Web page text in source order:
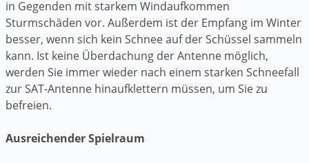
in Gegenden mit starkem Windaufkommen
Sturmschäden vor. Außerdem ist der Empfang im Winter
besser, wenn sich kein Schnee auf der Schüssel sammeln
kann. Ist keine Überdachung der Antenne möglich,
werden Sie immer wieder nach einem starken Schneefall
zur SAT-Antenne hinaufklettern müssen, um Sie zu
befreien.
Ausreichender Spielraum